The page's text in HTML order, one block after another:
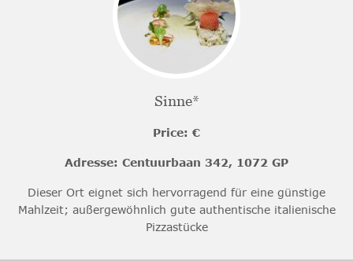
Sinne*
Price: €
Adresse: Centuurbaan 342, 1072 GP
Dieser Ort eignet sich hervorragend für eine günstige
Mahlzeit; außergewöhnlich gute authentische italienische
Pizzastücke